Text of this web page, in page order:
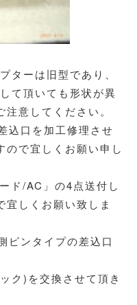
ターは旧型であり、
て頂いても形状が異
意してください。
込口を加工修理させ
ので宜しくお願い申し
ド/AC」の4点送付し
しくお願い致しま
ピンタイプの差込口
ク)を交換させて頂き